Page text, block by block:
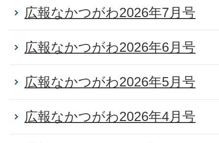
広報なかつがわ2026年7月号
広報なかつがわ2026年6月号
広報なかつがわ2026年5月号
広報なかつがわ2026年4月号